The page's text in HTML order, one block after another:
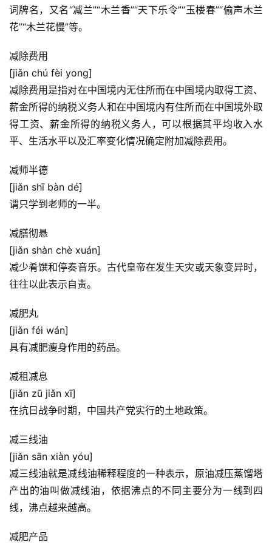
词牌名，又名“减兰”“木兰香”“天下乐令”“玉楼春”“偷声木兰
花”“木兰花慢”等。
减除费用
[jiǎn chú fèi yong]
减除费用是指对在中国境内无住所而在中国境内取得工资、
薪金所得的纳税义务人和在中国境内有住所而在中国境外取
得工资、薪金所得的纳税义务人，可以根据其平均收入水
平、生活水平以及汇率变化情况确定附加减除费用。
减师半德
[jiǎn shī bàn dé]
谓只学到老师的一半。
减膳彻悬
[jiǎn shàn chè xuán]
减少肴馔和停奏音乐。古代皇帝在发生天灾或天象变异时，
往往以此表示自责。
减肥丸
[jiǎn féi wán]
具有减肥瘦身作用的药品。
减租减息
[jiǎn zū jiǎn xī]
在抗日战争时期，中国共产党实行的土地政策。
减三线油
[jiǎn sān xiàn yóu]
减三线油就是减线油稀释程度的一种表示，原油减压蒸馏塔
产出的油叫做减线油，依据沸点的不同主要分为一线到四
线，沸点越来越高。
减肥产品